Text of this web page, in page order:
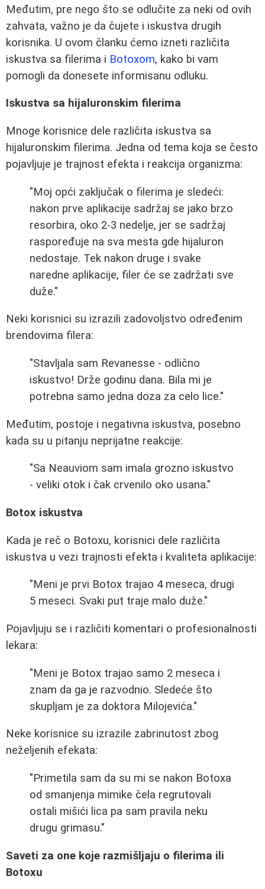
Međutim, pre nego što se odlučite za neki od ovih
zahvata, važno je da čujete i iskustva drugih
korisnika. U ovom članku ćemo izneti različita
iskustva sa filerima i Botoxom, kako bi vam
pomogli da donesete informisanu odluku.
Iskustva sa hijaluronskim filerima
Mnoge korisnice dele različita iskustva sa
hijaluronskim filerima. Jedna od tema koja se često
pojavljuje je trajnost efekta i reakcija organizma:
"Moj opći zaključak o filerima je sledeći:
nakon prve aplikacije sadržaj se jako brzo
resorbira, oko 2-3 nedelje, jer se sadržaj
raspoređuje na sva mesta gde hijaluron
nedostaje. Tek nakon druge i svake
naredne aplikacije, filer će se zadržati sve
duže."
Neki korisnici su izrazili zadovoljstvo određenim
brendovima filera:
"Stavljala sam Revanesse - odlično
iskustvo! Drže godinu dana. Bila mi je
potrebna samo jedna doza za celo lice."
Međutim, postoje i negativna iskustva, posebno
kada su u pitanju neprijatne reakcije:
"Sa Neauviom sam imala grozno iskustvo
- veliki otok i čak crvenilo oko usana."
Botox iskustva
Kada je reč o Botoxu, korisnici dele različita
iskustva u vezi trajnosti efekta i kvaliteta aplikacije:
"Meni je prvi Botox trajao 4 meseca, drugi
5 meseci. Svaki put traje malo duže."
Pojavljuju se i različiti komentari o profesionalnosti
lekara:
"Meni je Botox trajao samo 2 meseca i
znam da ga je razvodnio. Sledeće što
skupljam je za doktora Milojevića."
Neke korisnice su izrazile zabrinutost zbog
neželjenih efekata:
"Primetila sam da su mi se nakon Botoxa
od smanjenja mimike čela regrutovali
ostali mišići lica pa sam pravila neku
drugu grimasu."
Saveti za one koje razmišljaju o filerima ili
Botoxu